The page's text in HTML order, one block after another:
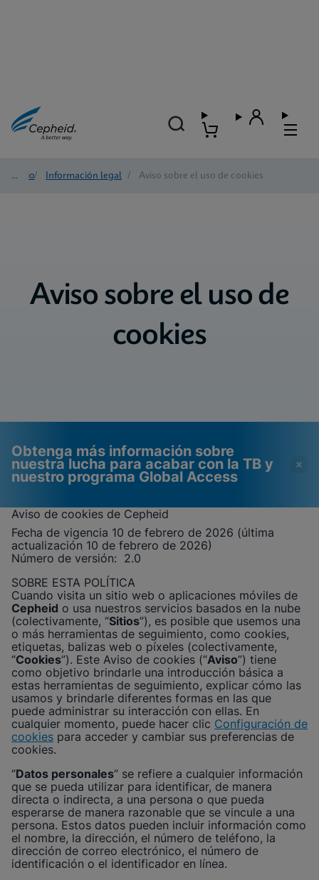
Inicio/ Información legal / Aviso sobre el uso de cookies
Aviso sobre el uso de
cookies
Obtenga más información sobre
nuestra lucha para acabar con la TB y
nuestro programa Global Access
Los videos requieren que las
cookies funcionales estén
habilitadas
Por favor, tenga en cuenta:
Habilitar las
cookies funcionales actualizará esta
configuración para todas las cookies
Ver y actualizar la configuración de cookies
Ver política de privacidad
Habilitar cookies funcionales
Cookies funcionales
habilitadas
Ver política de privacidad
Hecho
Aviso de cookies de Cepheid
Fecha de vigencia 10 de febrero de 2026 (última
actualización 10 de febrero de 2026)
Número de versión: 2.0
SOBRE ESTA POLÍTICA
Cuando visita un sitio web o aplicaciones móviles de
Cepheid o usa nuestros servicios basados en la nube
(colectivamente, “Sitios”), es posible que usemos una
o más herramientas de seguimiento, como cookies,
etiquetas, balizas web o píxeles (colectivamente,
“Cookies”). Este Aviso de cookies (“Aviso”) tiene
como objetivo brindarle una introducción básica a
estas herramientas de seguimiento, explicar cómo las
usamos y brindarle diferentes formas en las que
puede administrar su interacción con ellas. En
cualquier momento, puede hacer clic Configuración de
cookies para acceder y cambiar sus preferencias de
cookies.
“Datos personales” se refiere a cualquier información
que se pueda utilizar para identificar, de manera
directa o indirecta, a una persona o que pueda
esperarse de manera razonable que se vincule a una
persona. Estos datos pueden incluir información como
el nombre, la dirección, el número de teléfono, la
dirección de correo electrónico, el número de
identificación o el identificador en línea.